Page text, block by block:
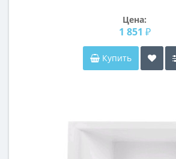
Цена:
1 851 ₽
Купить